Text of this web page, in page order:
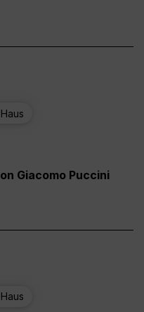
Giacomo Puccini